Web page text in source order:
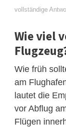
vollständige
Wie viel
Wie früh
am
lautet die
vor Abflug
Flügen